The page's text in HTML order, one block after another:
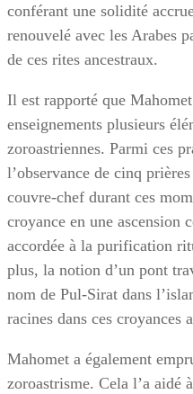
conférant une solidité
renouvelé avec les Arabes
de ces rites ancestraux.
Il est rapporté que
enseignements plusieurs
zoroastriennes. Parmi ces
l’observance de cinq
couvre-chef durant ces
croyance en une ascension
accordée à la purification
plus, la notion d’un pont
nom de Pul-Sirat dans
racines dans ces croyances
Mahomet a également
zoroastrisme. Cela l’a aidé